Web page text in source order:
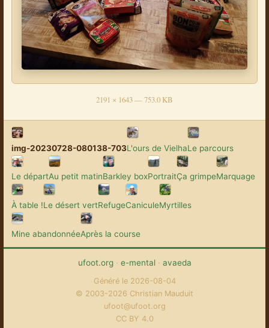
2191 × 1643 — 753.0 KB
img-20230728-080138-703L'ours de VielhaLe parcours
Le départAu petit matinBarkley boxPortraitÇa grimpeMarquage
À table !Le désert vertRefugeCaniculeMyrtilles
Mine abandonnéeAprès la course
ufoot.org· e-mental· avaeda
Généré le 2026-08-04
© 2003-2026 Christian Mauduit
ufoot@ufoot.org
CC BY 4.0